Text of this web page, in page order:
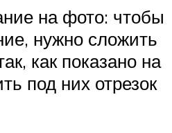
на фото: чтобы
нужно сложить
как показано на
под них отрезок